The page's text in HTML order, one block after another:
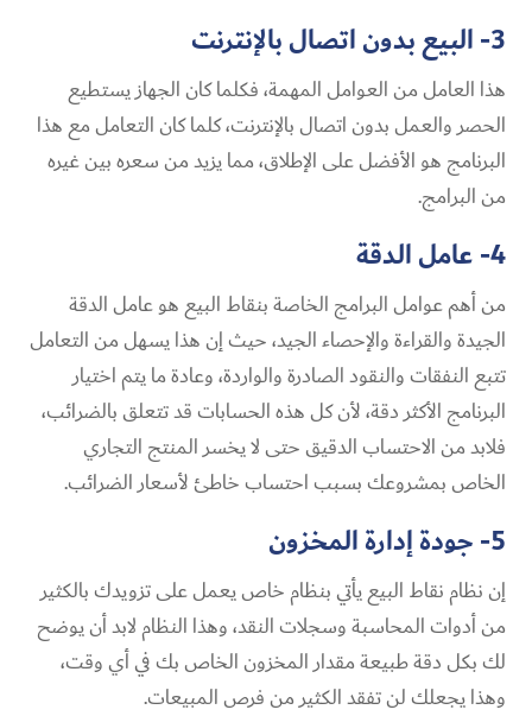
3- البيع بدون اتصال بالإنترنت
هذا العامل من العوامل المهمة، فكلما كان الجهاز يستطيع
الحصر والعمل بدون اتصال بالإنترنت، كلما كان التعامل مع هذا
البرنامج هو الأفضل على الإطلاق، مما يزيد من سعره بين غيره
من البرامج.
4- عامل الدقة
من أهم عوامل البرامج الخاصة بنقاط البيع هو عامل الدقة
الجيدة والقراءة والإحصاء الجيد، حيث إن هذا يسهل من التعامل
تتبع النفقات والنقود الصادرة والواردة، وعادة ما يتم اختيار
البرنامج الأكثر دقة، لأن كل هذه الحسابات قد تتعلق بالضرائب،
فلابد من الاحتساب الدقيق حتى لا يخسر المنتج التجاري
الخاص بمشروعك بسبب احتساب خاطئ لأسعار الضرائب.
5- جودة إدارة المخزون
إن نظام نقاط البيع يأتي بنظام خاص يعمل على تزويدك بالكثير
من أدوات المحاسبة وسجلات النقد، وهذا النظام لابد أن يوضح
لك بكل دقة طبيعة مقدار المخزون الخاص بك في أي وقت،
وهذا يجعلك لن تفقد الكثير من فرص المبيعات.